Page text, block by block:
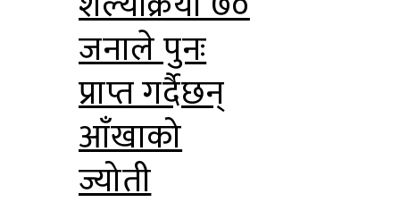
जनाले पुनः
प्राप्त गर्दैछन्
आँखाको
ज्योती